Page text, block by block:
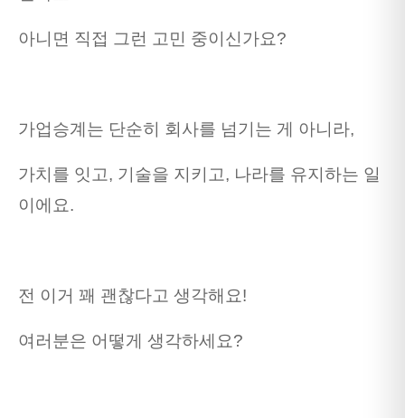
아니면 직접 그런 고민 중이신가요?
가업승계는 단순히 회사를 넘기는 게 아니라,
가치를 잇고, 기술을 지키고, 나라를 유지하는 일
이에요.
전 이거 꽤 괜찮다고 생각해요!
여러분은 어떻게 생각하세요?